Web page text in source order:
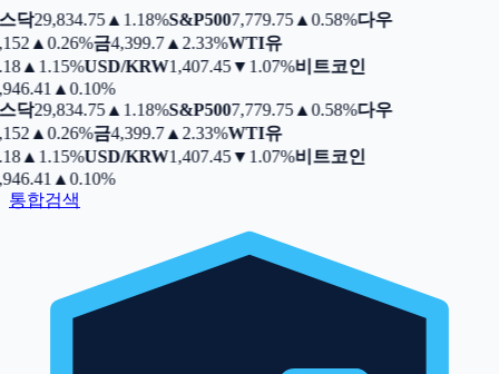
닥29,834.75▲ 1.18%S&P5007,779.75▲0.58%다우
▲0.26%금4,399.7▲ 2.33%WTI유
▲ 1.15%USD/KRW1,407.45▼1.07%비트코인
▲0.10%
닥29,834.75▲ 1.18%S&P5007,779.75▲0.58%다우
▲0.26%금4,399.7▲ 2.33%WTI유
▲ 1.15%USD/KRW1,407.45▼1.07%비트코인
▲0.10%
통합검색